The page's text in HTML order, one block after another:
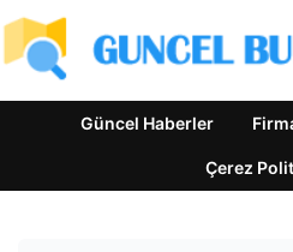
Güncel Haberler
Çerez